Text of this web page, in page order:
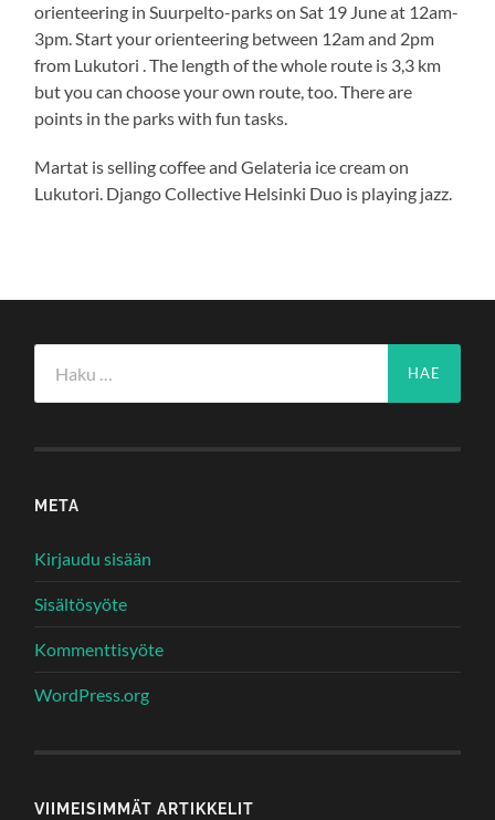
orienteering in Suurpelto-parks on Sat 19 June at 12am-
3pm. Start your orienteering between 12am and 2pm
from Lukutori . The length of the whole route is 3,3 km
but you can choose your own route, too. There are
points in the parks with fun tasks.
Martat is selling coffee and Gelateria ice cream on
Lukutori. Django Collective Helsinki Duo is playing jazz.
META
Kirjaudu sisään
Sisältösyöte
Kommenttisyöte
WordPress.org
VIIMEISIMMÄT ARTIKKELIT